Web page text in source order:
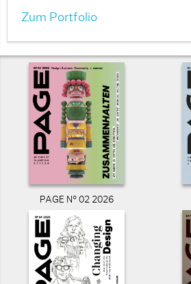
Zum Portfolio
PAGE N° 02 2026